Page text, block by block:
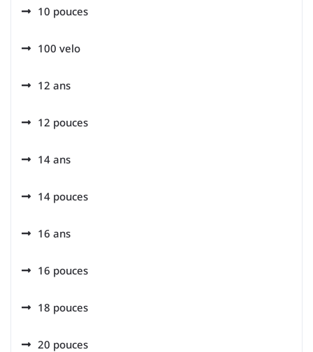
10 pouces
100 velo
12 ans
12 pouces
14 ans
14 pouces
16 ans
16 pouces
18 pouces
20 pouces